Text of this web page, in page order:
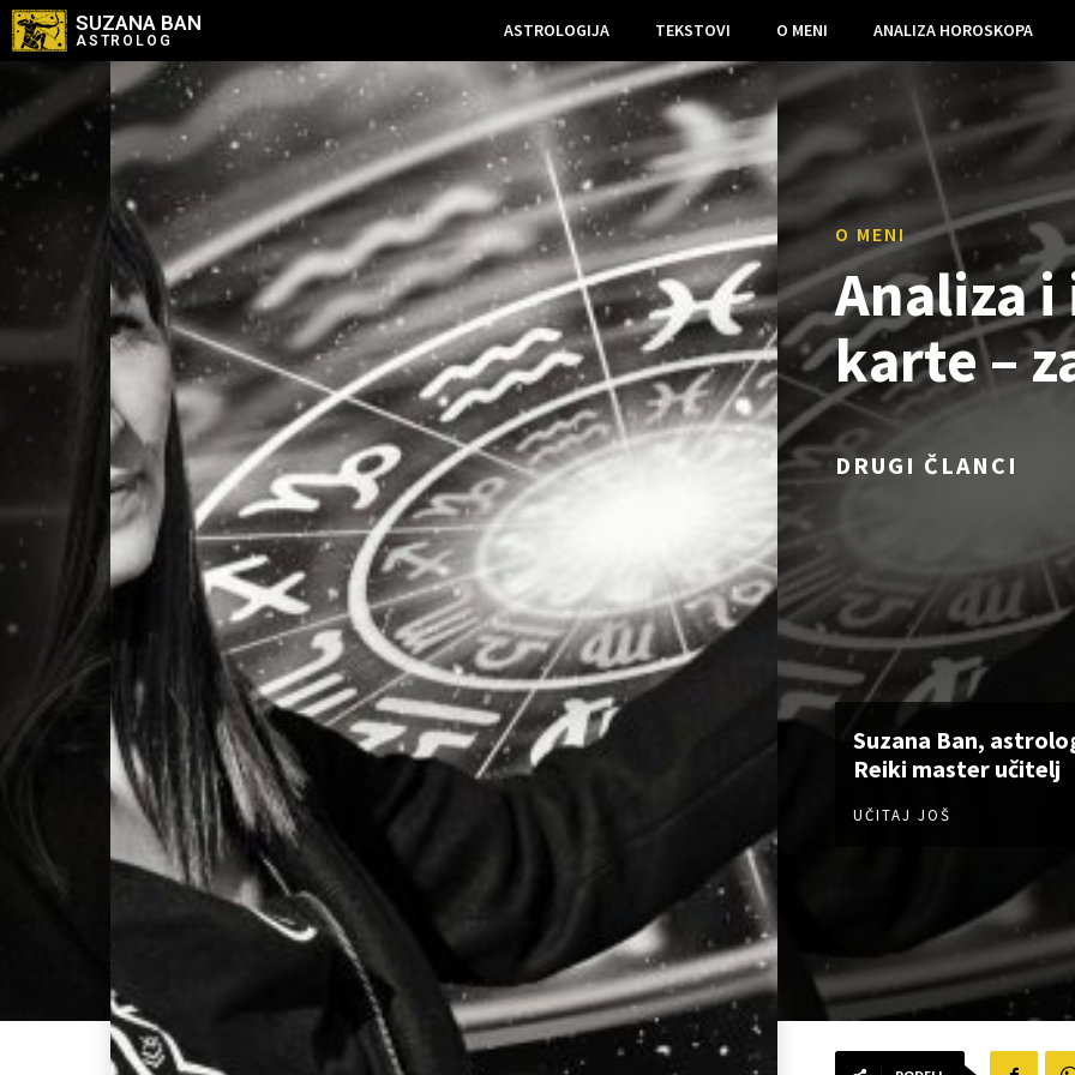
SUZANA BAN
ASTROLOG ASTROLOGIJA TEKSTOVI O MENI ANALIZA HOROSKOPA
O MENI
Analiza
karte –
DRUGI ČLANCI
Suzana Ban,
Reiki master učitelj
UČITAJ JOŠ